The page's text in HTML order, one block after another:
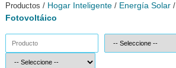
Productos / Hogar Inteligente / Energía Solar /
Fotovoltáico